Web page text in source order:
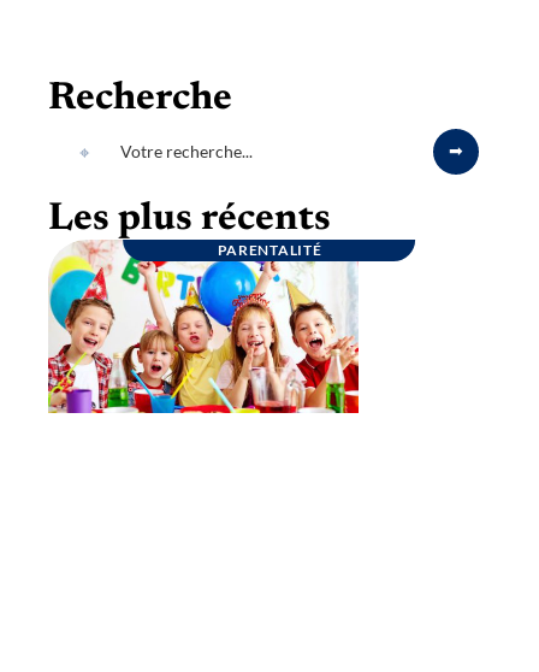
Recherche
Les plus récents
PARENTALITÉ